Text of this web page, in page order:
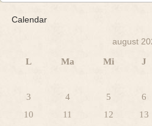
Calendar
august
L Ma Mi J
3
4 5 6
10
11 12 13